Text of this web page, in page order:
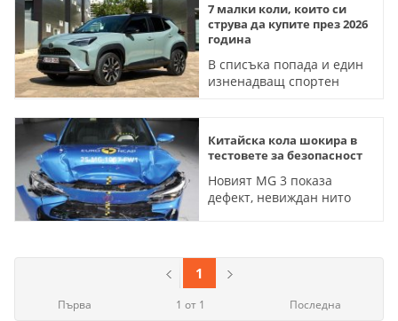
завод на марката
7 малки коли, които си
струва да купите през 2026
година
В списъка попада и един
изненадващ спортен
Китайска кола шокира в
тестовете за безопасност
Новият MG 3 показа
дефект, невиждан нито
1 от 1 Последна
1
Първа